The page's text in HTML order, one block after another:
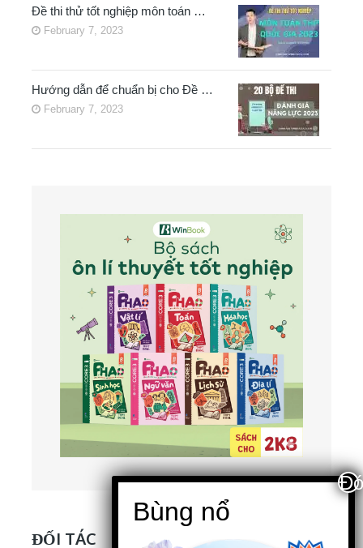
Đề thi thử tốt nghiệp môn toán …
February 7, 2023
Hướng dẫn để chuẩn bị cho Đề …
February 7, 2023
ĐỐI TÁC